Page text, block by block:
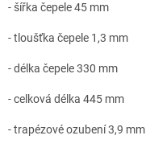
- šířka čepele 45 mm
- tloušťka čepele 1,3 mm
- délka čepele 330 mm
- celková délka 445 mm
- trapézové ozubení 3,9 mm